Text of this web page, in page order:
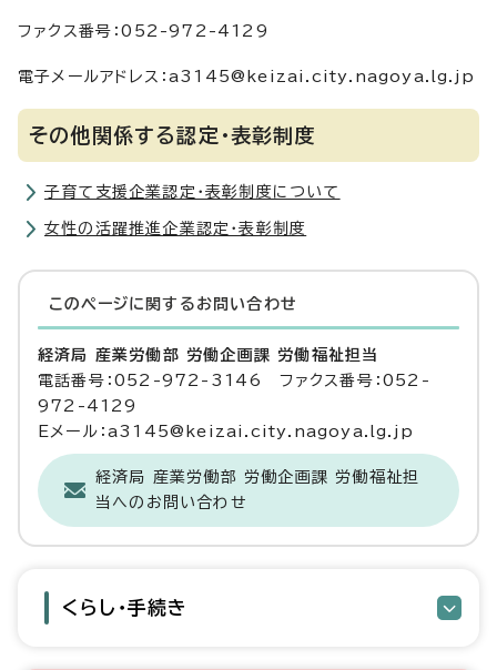
ファクス番号：052-972-4129
電子メールアドレス：a3145@keizai.city.nagoya.lg.jp
その他関係する認定・表彰制度
子育て支援企業認定・表彰制度について
女性の活躍推進企業認定・表彰制度
このページに関する お問い合わせ
経済局 産業労働部 労働企画課 労働福祉担当
電話番号：052-972-3146 ファクス番号：052-
972-4129
Eメール：a3145@keizai.city.nagoya.lg.jp
経済局 産業労働部 労働企画課 労働福祉担
当へのお問い合わせ
くらし・手続き